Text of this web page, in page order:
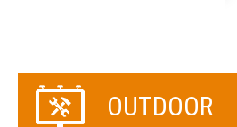
OUTDOOR